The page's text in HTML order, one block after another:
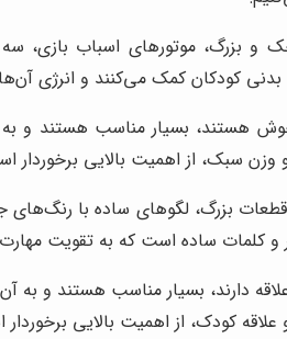
بزرگ، موتورهای اسباب بازی، سه
کودکان کمک می‌کنند و انرژی آن‌ها
هستند، بسیار مناسب هستند و
وزن سبک، از اهمیت بالایی
بزرگ، لگوهای ساده با
و کلمات ساده است که به تقویت
دارند، بسیار مناسب هستند و
کودک، از اهمیت بالایی